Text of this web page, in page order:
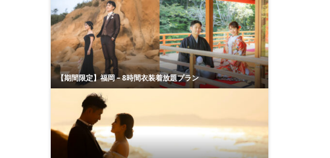
【期間限定】福岡 – 8時間衣装着放題プラン